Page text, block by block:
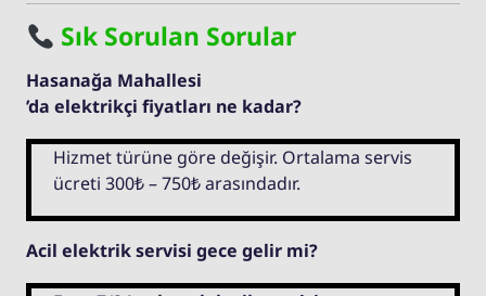
Sık Sorulan Sorular
Hasanağa Mahallesi
’da elektrikçi fiyatları ne kadar?
Hizmet türüne göre değişir. Ortalama servis
ücreti 300₺ – 750₺ arasındadır.
Acil elektrik servisi gece gelir mi?